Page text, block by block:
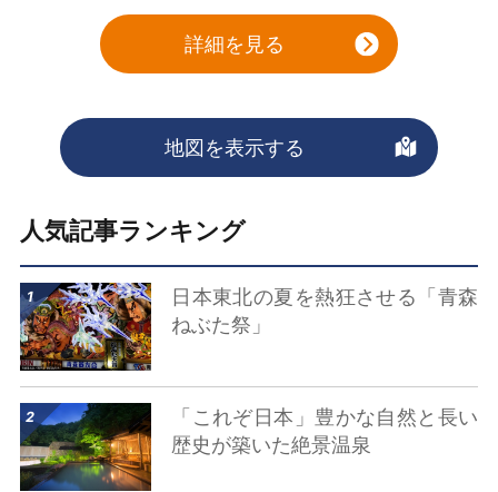
詳細を見る
地図を表示する
人気記事ランキング
日本東北の夏を熱狂させる「青森
ねぶた祭」
詳細はこちら
「これぞ日本」豊かな自然と長い
歴史が築いた絶景温泉
詳細はこちら